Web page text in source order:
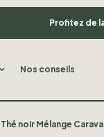
Profitez de
Nos conseils
Thé noir Mélange